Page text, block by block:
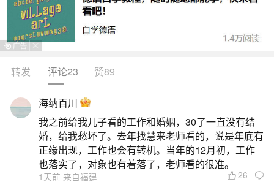
生活中像正月初二喜神哪个方向？都是很常见
的问题，但是小问题不注意可能会引起大麻烦，下
面就这个问题给大家做一些解读：
1、2026正月初二各神方位
2026年正月初二（2月18日），财神方位在正
转发 评论23 赞89
海纳百川
我之前给我儿子看的工作和婚姻，30了一直没有结
婚，给我愁坏了。去年找慧来老师看的，说是年底有
正缘出现，工作也会有转机。当年的12月初，工作
也落实了，对象也有着落了，老师看的很准。
1天前 来自福建 26